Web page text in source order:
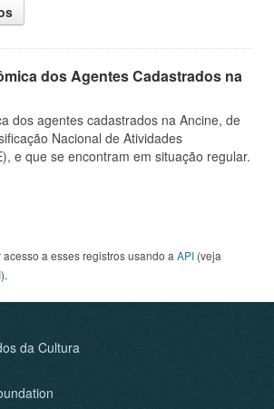
dos Agentes Cadastrados na
dos agentes cadastrados na Ancine, de
Nacional de Atividades
e que se encontram em situação regular.
a esses registros usando a API (veja
).
da Cultura